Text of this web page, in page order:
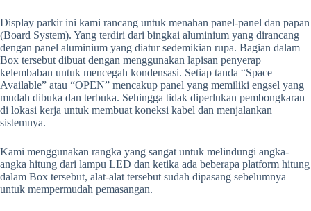
Display parkir ini kami rancang untuk menahan panel-panel dan papan
(Board System). Yang terdiri dari bingkai aluminium yang dirancang
dengan panel aluminium yang diatur sedemikian rupa. Bagian dalam
Box tersebut dibuat dengan menggunakan lapisan penyerap
kelembaban untuk mencegah kondensasi. Setiap tanda “Space
Available” atau “OPEN” mencakup panel yang memiliki engsel yang
mudah dibuka dan terbuka. Sehingga tidak diperlukan pembongkaran
di lokasi kerja untuk membuat koneksi kabel dan menjalankan
sistemnya.
Kami menggunakan rangka yang sangat untuk melindungi angka-
angka hitung dari lampu LED dan ketika ada beberapa platform hitung
dalam Box tersebut, alat-alat tersebut sudah dipasang sebelumnya
untuk mempermudah pemasangan.